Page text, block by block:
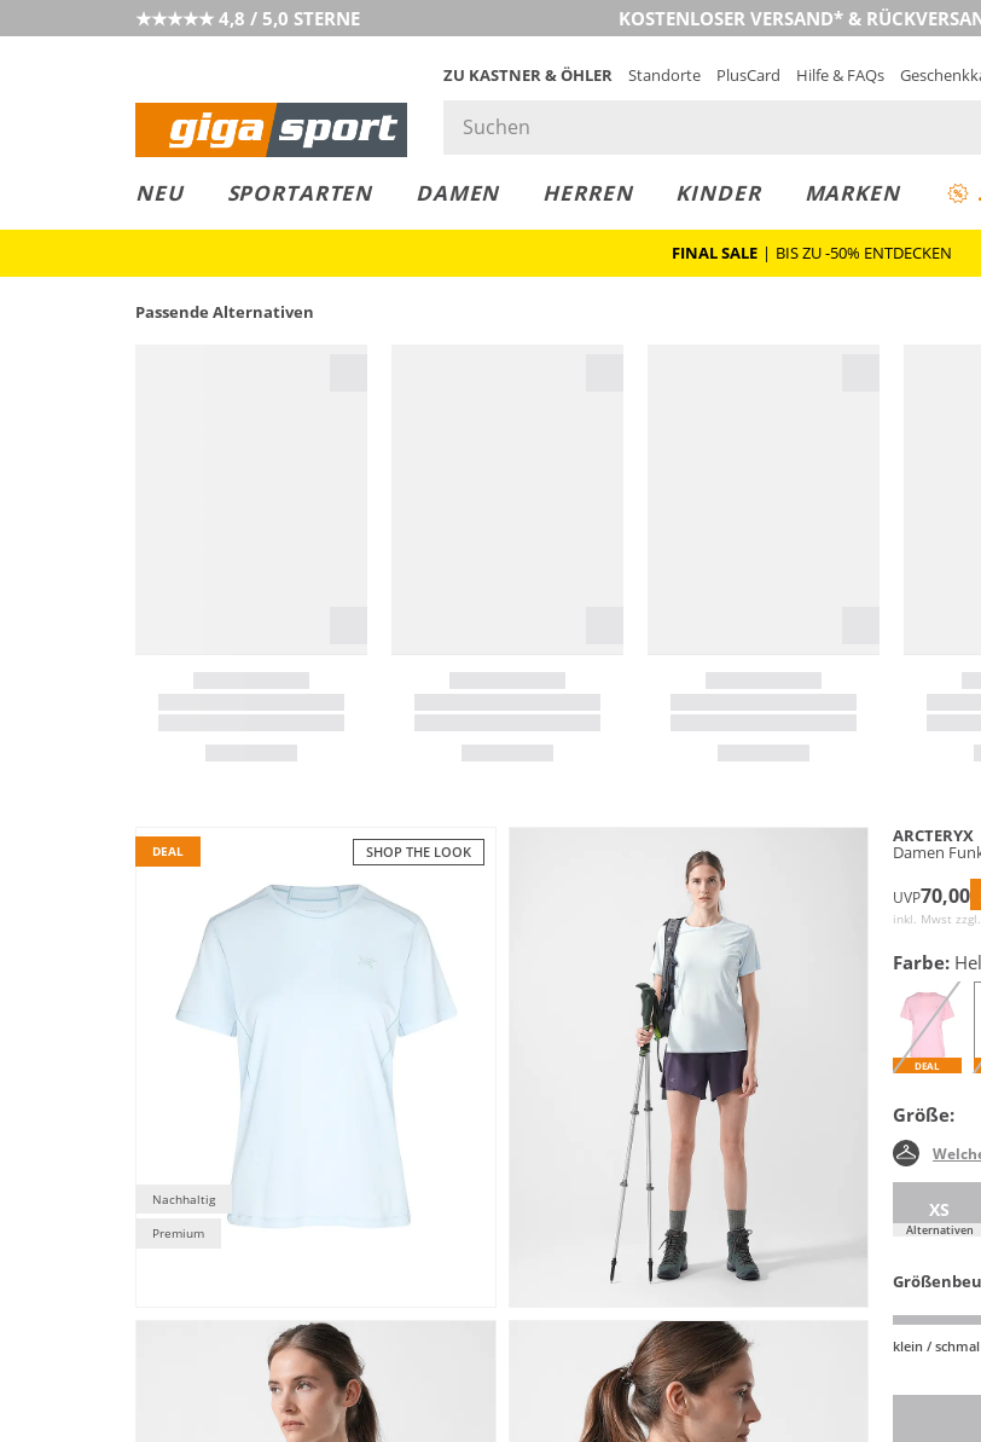
★★★★★ 4,8 / 5,0 STERNE KOSTENLOSER VERSAND* &
ZU KASTNER & ÖHLER Standorte PlusCard Hilfe & FAQs
NEU SPORTARTEN DAMEN HERREN KINDER MARKEN
LEASING
COLLECT
RESERVE
FINAL SALE | BIS ZU -50% ENTDECKEN
Passende Alternativen
SHOP THE LOOK
DEAL
Nachhaltig
Premium
ARCTERYX
Damen
UVP70,00
inkl. Mwst zzgl.
Farbe:
DEAL
Größe:
XS
Alternativen
klein /